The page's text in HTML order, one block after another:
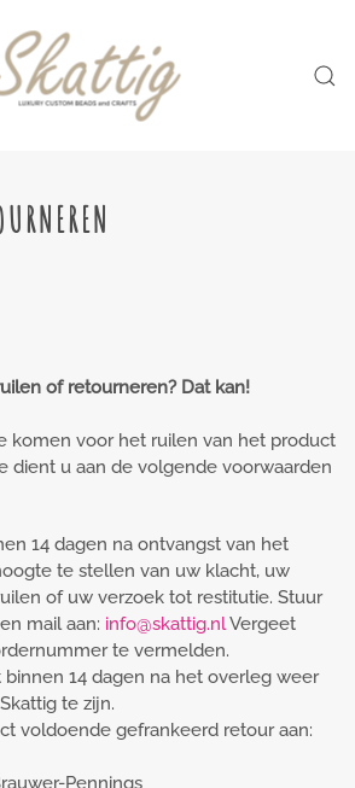
of retourneren? Dat kan!
komen voor het ruilen van het product
dient u aan de volgende voorwaarden
14 dagen na ontvangst van het
te stellen van uw klacht, uw
of uw verzoek tot restitutie. Stuur
mail aan: info@skattig.nlVergeet
te vermelden.
14 dagen na het overleg weer
te zijn.
voldoende gefrankeerd retour aan:
Pennings